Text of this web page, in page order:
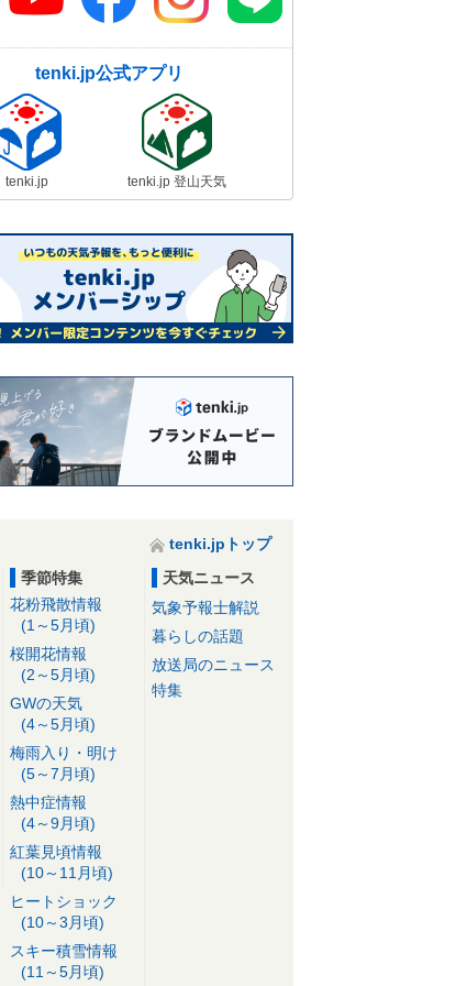
tenki.jp公式アプリ
tenki.jp tenki.jp 登山天気
tenki.jpトップ
季節特集
花粉飛散情報
(1～5月頃)
桜開花情報
(2～5月頃)
GWの天気
(4～5月頃)
梅雨入り・明け
(5～7月頃)
熱中症情報
(4～9月頃)
紅葉見頃情報
(10～11月頃)
ヒートショック
(10～3月頃)
スキー積雪情報
(11～5月頃)
天気ニュース
気象予報士解説
暮らしの話題
放送局のニュース
特集